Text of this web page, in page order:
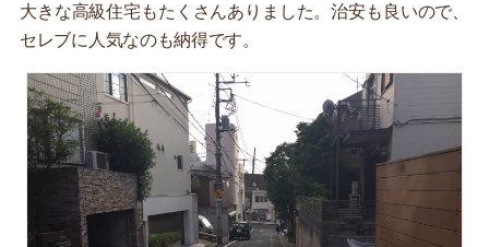
大きな高級住宅もたくさんありました。治安も良いので、
セレブに人気なのも納得です。